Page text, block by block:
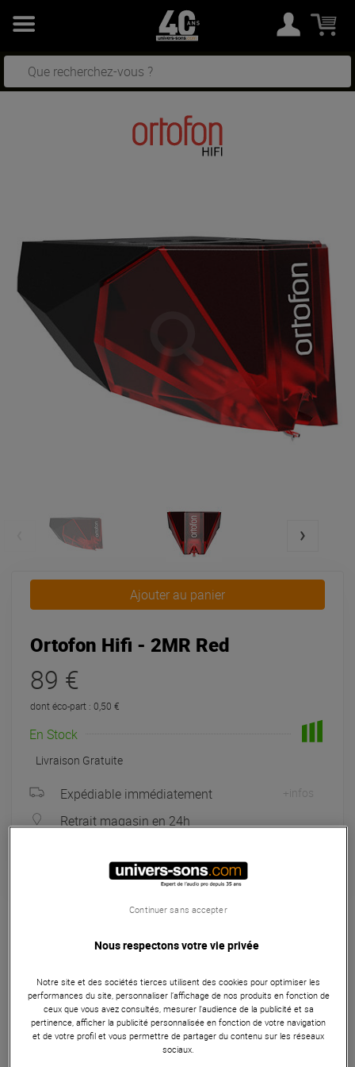
Ajouter au panier
Ortofon Hifi - 2MR Red
89 €
dont éco-part : 0,50 €
En Stock
Livraison Gratuite
Expédiable immédiatement +infos
Retrait magasin en 24h
L'Ortofon 2MR Red est un ensemble cellule et diamant haut
à VTA faible. Offrant une balance des canaux précise, une
tension de sortie élevée et une excellente séparation des
canaux, il assure une reproduction sonore de qualité
supérieure. Avec son design élégant en rouge, une
installation facile et une performance audio exceptionnelle,
Nous respectons votre vie privée
Notre site et des sociétés tierces utilisent des cookies pour optimiser les
performances du site, personnaliser l’affichage de nos produits en fonction de
ceux que vous avez consultés, mesurer l'audience de la publicité et sa
pertinence, afficher la publicité personnalisée en fonction de votre navigation
et de votre profil et vous permettre de partager du contenu sur les réseaux
sociaux.
Continuer sans accepter